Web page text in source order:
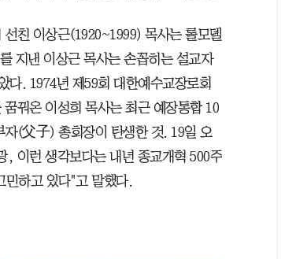
친 이상근(1920~1999) 목사는 롤모델
지낸 이상근 목사는 손꼽히는 설교자
. 1974년 제59회 대한예수교장로회
꿔온 이성희 목사는 최근 예장통합 10
자(父子) 총회장이 탄생한 것. 19일 오
, 이런 생각보다는 내년 종교개혁 500주
민하고 있다"고 말했다.